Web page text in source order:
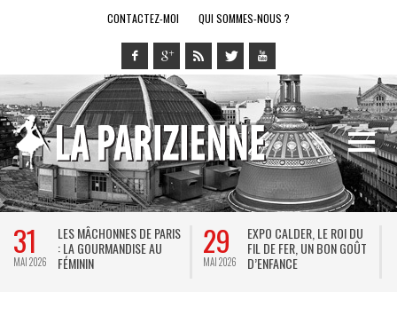
CONTACTEZ-MOI QUI SOMMES-NOUS ?
31
MAI 2026
LES MÂCHONNES DE PARIS
: LA GOURMANDISE AU
FÉMININ
29
MAI 2026
EXPO CALDER, LE ROI DU
FIL DE FER, UN BON GOÛT
D’ENFANCE